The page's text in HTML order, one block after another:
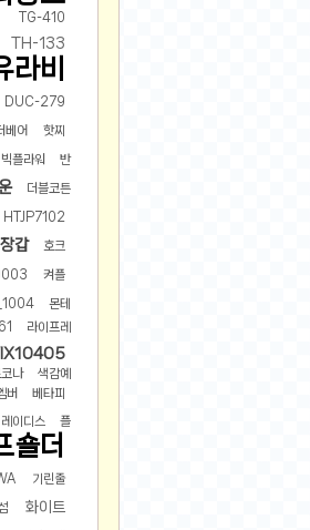
TG-410
TH-133
라비
DUC-279
베어 핫찌
빅플라워 반
더블코튼
HTJP7102
장갑 호크
켜플
몬테
라이프레
나
색감예
버 베타피
레이디스 플
숄더
기린줄
화이트